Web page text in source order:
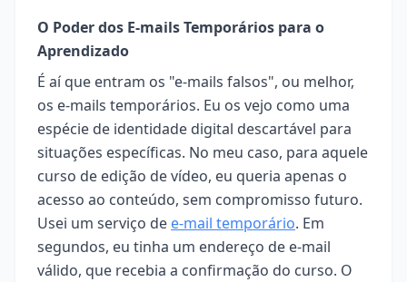
O Poder dos E-mails Temporários para o
Aprendizado
É aí que entram os "e-mails falsos", ou melhor,
os e-mails temporários. Eu os vejo como uma
espécie de identidade digital descartável para
situações específicas. No meu caso, para aquele
curso de edição de vídeo, eu queria apenas o
acesso ao conteúdo, sem compromisso futuro.
Usei um serviço de e-mail temporário. Em
segundos, eu tinha um endereço de e-mail
válido, que recebia a confirmação do curso. O